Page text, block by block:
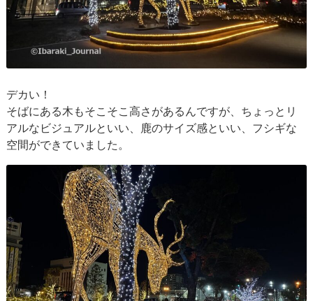
デカい！
そばにある木もそこそこ高さがあるんですが、ちょっとリ
アルなビジュアルといい、鹿のサイズ感といい、フシギな
空間ができていました。